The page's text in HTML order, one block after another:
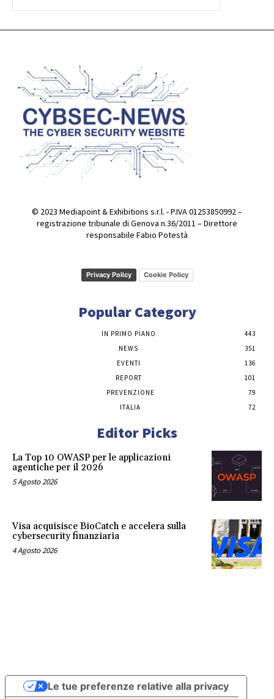
© 2023 Mediapoint & Exhibitions s.r.l. - P.IVA 01253850992 –
registrazione tribunale di Genova n.36/2011 – Direttore
responsabile Fabio Potestà
Privacy Policy Cookie Policy
Popular Category
IN PRIMO PIANO
443
NEWS
351
EVENTI
136
REPORT
101
PREVENZIONE
79
ITALIA
72
Editor Picks
La Top 10 OWASP per le applicazioni
agentiche per il 2026
5 Agosto 2026
Visa acquisisce BioCatch e accelera sulla
cybersecurity finanziaria
4 Agosto 2026
Le tue preferenze relative alla privacy